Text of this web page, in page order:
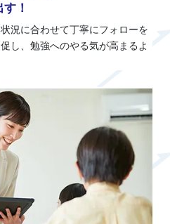
！
況に合わせて丁寧にフォローを
し、勉強へのやる気が高まるよ